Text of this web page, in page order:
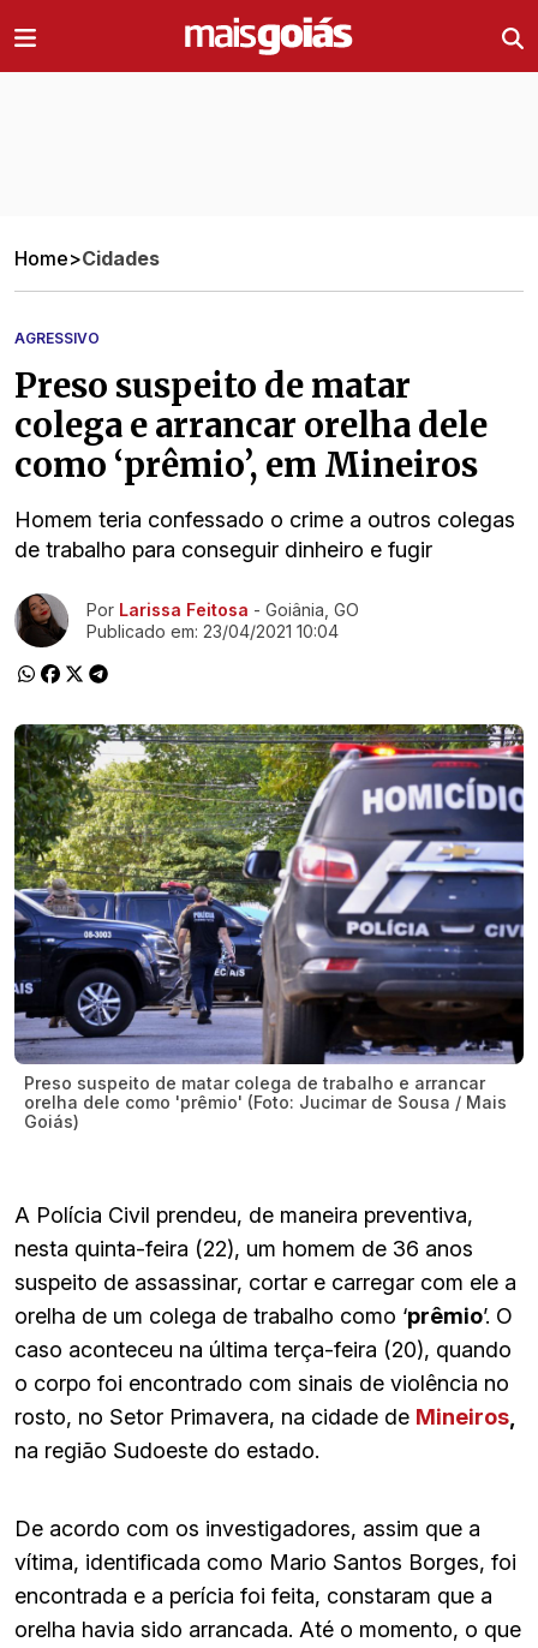
Home>Cidades
AGRESSIVO
Preso suspeito de matar
colega e arrancar orelha dele
como ‘prêmio’, em Mineiros
Homem teria confessado o crime a outros colegas
de trabalho para conseguir dinheiro e fugir
Ir direto pra matéria
Por Larissa Feitosa - Goiânia, GO
Publicado em: 23/04/2021 10:04
Preso suspeito de matar colega de trabalho e arrancar
orelha dele como 'prêmio' (Foto: Jucimar de Sousa / Mais
Goiás)
A Polícia Civil prendeu, de maneira preventiva,
nesta quinta-feira (22), um homem de 36 anos
suspeito de assassinar, cortar e carregar com ele a
orelha de um colega de trabalho como ‘prêmio’. O
caso aconteceu na última terça-feira (20), quando
o corpo foi encontrado com sinais de violência no
rosto, no Setor Primavera, na cidade de Mineiros
na região Sudoeste do estado.
De acordo com os investigadores, assim que a
vítima, identificada como Mario Santos Borges, foi
encontrada e a perícia foi feita, constaram que a
orelha havia sido arrancada. Até o momento, o que